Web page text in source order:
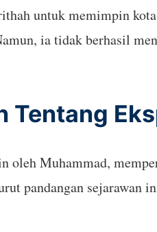
untuk memimpin
ia tidak berhasil
Tentang
Muhammad,
pandangan sejarawan